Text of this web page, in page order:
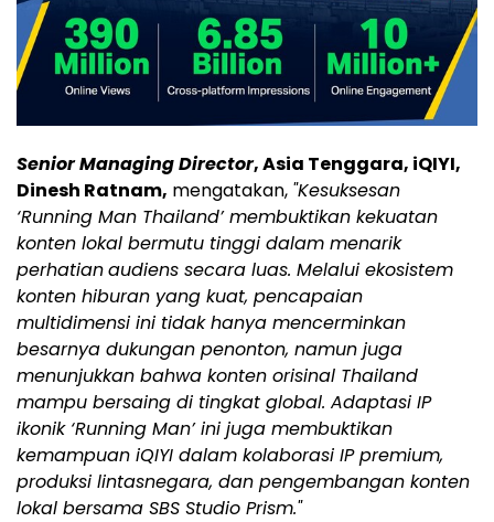
Senior Managing Director, Asia Tenggara, iQIYI,
Dinesh Ratnam, mengatakan, "Kesuksesan
‘Running Man Thailand’ membuktikan kekuatan
konten lokal bermutu tinggi dalam menarik
perhatianaudiens secara luas. Melalui ekosistem
konten hiburan yang kuat, pencapaian
multidimensi ini tidak hanya mencerminkan
besarnya dukungan penonton, namun juga
menunjukkan bahwa konten orisinal Thailand
mampu bersaing di tingkat global. Adaptasi IP
ikonik ‘Running Man’ ini juga membuktikan
kemampuan iQIYI dalam kolaborasi IP premium,
produksi lintasnegara, dan pengembangan konten
lokal bersama SBS Studio Prism."